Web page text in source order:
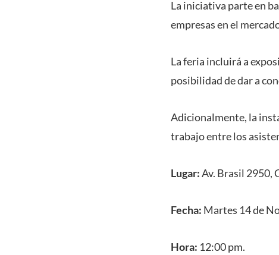
La iniciativa parte en
empresas en el
La feria incluirá a
posibilidad de dar a
Adicionalmente, la
trabajo entre los
Lugar:Av. Brasil 2950,
Fecha: Martes 14 de
Hora: 12:00 pm.